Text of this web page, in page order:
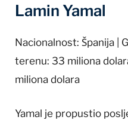
Lamin Yamal
Nacionalnost: Španija |
terenu: 33 miliona
miliona dolara
Yamal je propustio